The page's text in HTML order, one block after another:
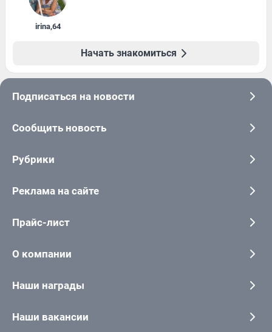
irina,64
Начать знакомиться
Подписаться на новости
Сообщить новость
Рубрики
Реклама на сайте
Прайс-лист
О компании
Наши награды
Наши вакансии